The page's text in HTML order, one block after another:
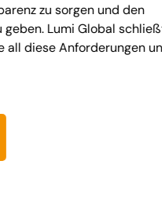
zu sorgen und den
geben. Lumi Global
all diese Anforderungen